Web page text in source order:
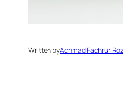
Written byAchmad Fachrur